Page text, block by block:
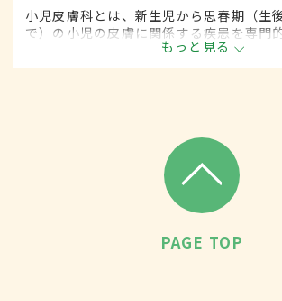
小児皮膚科とは、新生児から思春期（生
で）の小児の皮膚に関係する疾患を専門
もっと見る
PAGE TOP